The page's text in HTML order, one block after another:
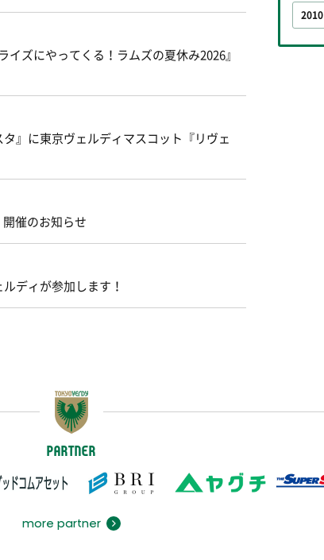
ズにやってくる！ラムズの夏休み2026』
』に東京ヴェルディマスコット『リヴェ
催のお知らせ
ディが参加します！
2010
PARTNER
more partner